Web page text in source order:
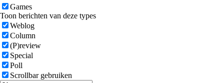
Games
Toon berichten van deze types
Weblog
Column
(P)review
Special
Poll
Scrollbar gebruiken